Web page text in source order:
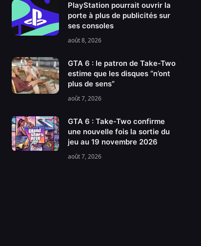
PlayStation pourrait ouvrir la
porte à plus de publicités sur
ses consoles
août 8, 2026
GTA 6 : le patron de Take-Two
estime que les disques “n’ont
plus de sens”
août 7, 2026
GTA 6 : Take-Two confirme
une nouvelle fois la sortie du
jeu au 19 novembre 2026
août 7, 2026